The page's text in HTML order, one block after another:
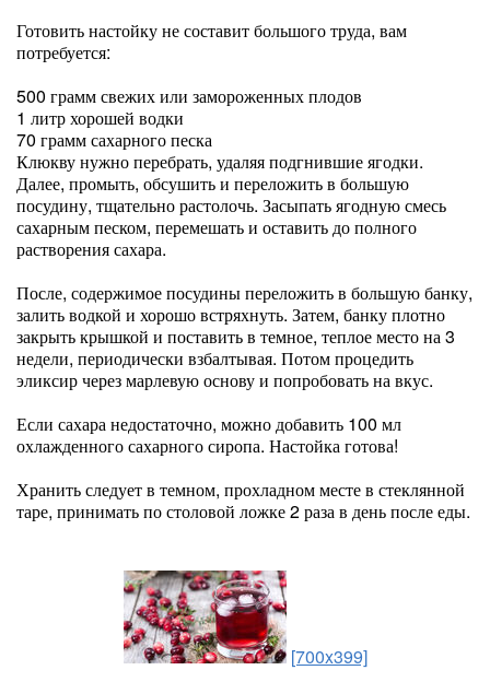
Готовить настойку не составит большого труда, вам
потребуется:
500 грамм свежих или замороженных плодов
1 литр хорошей водки
70 грамм сахарного песка
Клюкву нужно перебрать, удаляя подгнившие ягодки.
Далее, промыть, обсушить и переложить в большую
посудину, тщательно растолочь. Засыпать ягодную смесь
сахарным песком, перемешать и оставить до полного
растворения сахара.
После, содержимое посудины переложить в большую банку,
залить водкой и хорошо встряхнуть. Затем, банку плотно
закрыть крышкой и поставить в темное, теплое место на 3
недели, периодически взбалтывая. Потом процедить
эликсир через марлевую основу и попробовать на вкус.
Если сахара недостаточно, можно добавить 100 мл
охлажденного сахарного сиропа. Настойка готова!
Хранить следует в темном, прохладном месте в стеклянной
таре, принимать по столовой ложке 2 раза в день после еды.
[700x399]